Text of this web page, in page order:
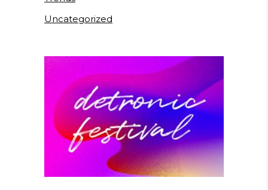
Uncategorized